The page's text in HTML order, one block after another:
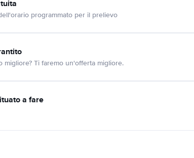
programmato per il prelievo
migliore? Ti faremo un'offerta migliore.
a fare